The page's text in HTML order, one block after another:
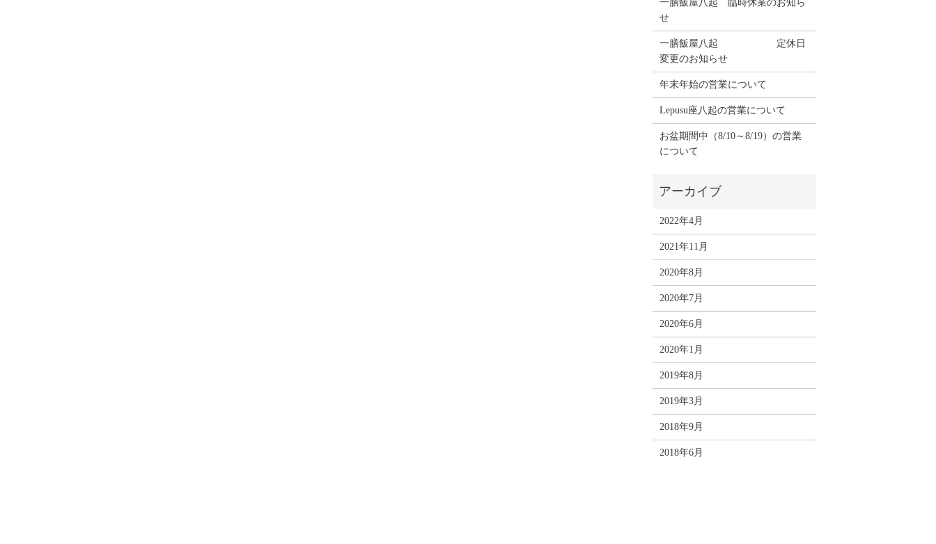
一膳飯屋八起 臨時休業のお知ら
せ
一膳飯屋八起 定休日
変更のお知らせ
年末年始の営業について
Lepusu座八起の営業について
お盆期間中（8/10～8/19）の営業
について
2022年4月
2021年11月
2020年8月
2020年7月
2020年6月
2020年1月
2019年8月
2019年3月
2018年9月
2018年6月